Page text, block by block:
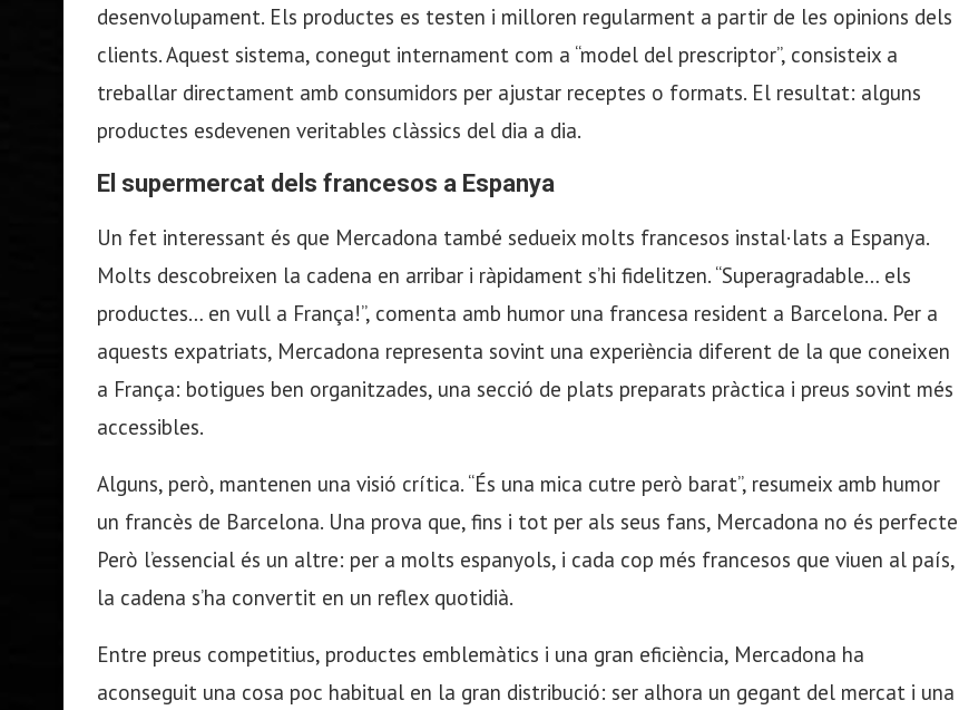
desenvolupament. Els productes es testen i milloren regularment a partir de les opinions dels
clients. Aquest sistema, conegut internament com a “model del prescriptor”, consisteix a
treballar directament amb consumidors per ajustar receptes o formats. El resultat: alguns
productes esdevenen veritables clàssics del dia a dia.
El supermercat dels francesos a Espanya
Un fet interessant és que Mercadona també sedueix molts francesos instal·lats a Espanya.
Molts descobreixen la cadena en arribar i ràpidament s’hi fidelitzen. “Superagradable… els
productes… en vull a França!”, comenta amb humor una francesa resident a Barcelona. Per a
aquests expatriats, Mercadona representa sovint una experiència diferent de la que coneixen
a França: botigues ben organitzades, una secció de plats preparats pràctica i preus sovint més
accessibles.
Alguns, però, mantenen una visió crítica. “És una mica cutre però barat”, resumeix amb humor
un francès de Barcelona. Una prova que, fins i tot per als seus fans, Mercadona no és
Però l’essencial és un altre: per a molts espanyols, i cada cop més francesos que viuen al país,
la cadena s’ha convertit en un reflex quotidià.
Entre preus competitius, productes emblemàtics i una gran eficiència, Mercadona ha
aconseguit una cosa poc habitual en la gran distribució: ser alhora un gegant del mercat i una